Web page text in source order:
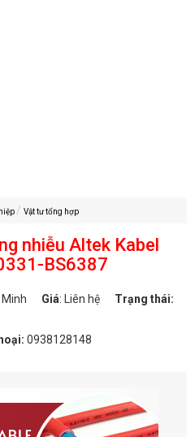
Vật tư tổng hợp
nhiễu Altek Kabel
BS6387
Minh Giá: Liên hệ
Trạng thái:
0938128148